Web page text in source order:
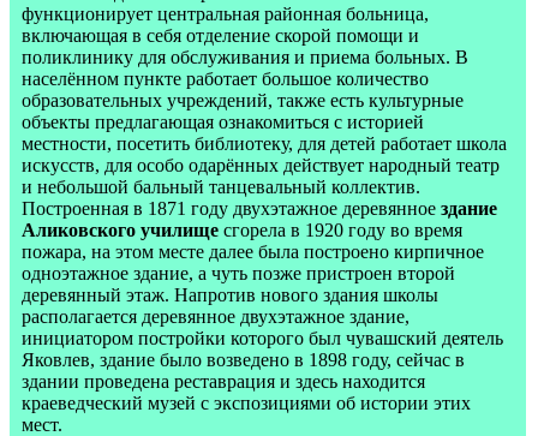
функционирует центральная районная больница,
включающая в себя отделение скорой помощи и
поликлинику для обслуживания и приема больных. В
населённом пункте работает большое количество
образовательных учреждений, также есть культурные
объекты предлагающая ознакомиться с историей
местности, посетить библиотеку, для детей работает школа
искусств, для особо одарённых действует народный театр
и небольшой бальный танцевальный коллектив.
Построенная в 1871 году двухэтажное деревянное здание
Аликовского училище сгорела в 1920 году во время
пожара, на этом месте далее была построено кирпичное
одноэтажное здание, а чуть позже пристроен второй
деревянный этаж. Напротив нового здания школы
располагается деревянное двухэтажное здание,
инициатором постройки которого был чувашский деятель
Яковлев, здание было возведено в 1898 году, сейчас в
здании проведена реставрация и здесь находится
краеведческий музей с экспозициями об истории этих
мест.